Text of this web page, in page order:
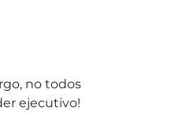
no todos
ejecutivo!